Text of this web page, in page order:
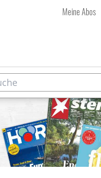
Meine Abos